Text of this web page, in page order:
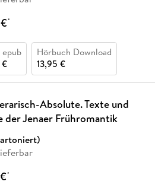
*
epub
Hörbuch Download
13,95 €
Absolute. Texte und
der Jenaer Frühromantik
*